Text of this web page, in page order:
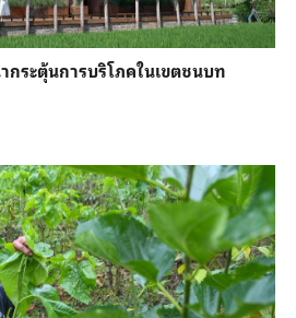
ระตุ้นการบริโภคในเขตชนบท